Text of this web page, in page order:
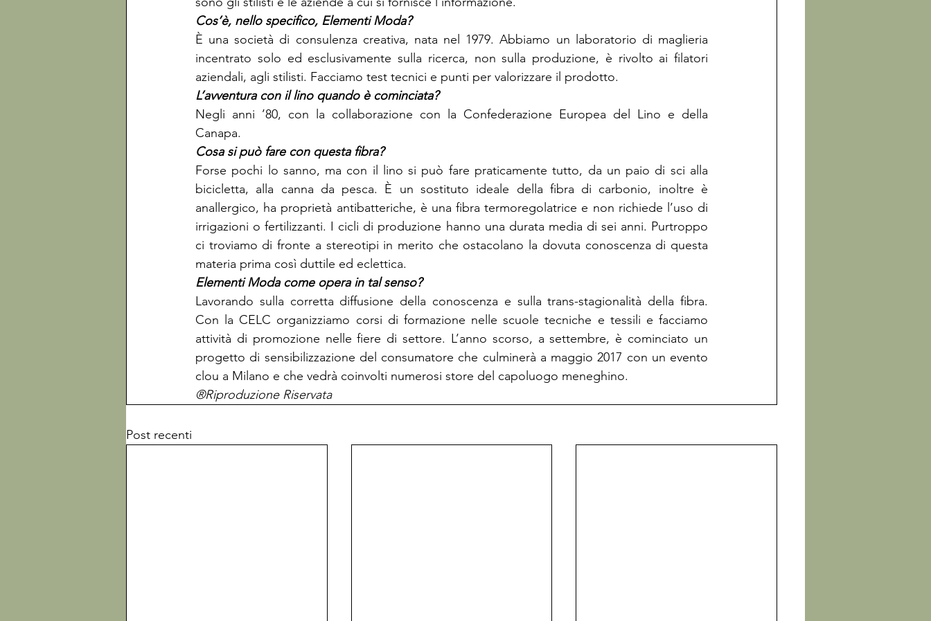
È una società di consulenza creativa, nata nel 1979. Abbiamo un laboratorio di maglieria
incentrato solo ed esclusivamente sulla ricerca, non sulla produzione, è rivolto ai filatori
aziendali, agli stilisti. Facciamo test tecnici e punti per valorizzare il prodotto.
Negli anni ’80, con la collaborazione con la Confederazione Europea del Lino e della
Canapa.
Forse pochi lo sanno, ma con il lino si può fare praticamente tutto, da un paio di sci alla
bicicletta, alla canna da pesca. È un sostituto ideale della fibra di carbonio, inoltre è
anallergico, ha proprietà antibatteriche, è una fibra termoregolatrice e non richiede l’uso di
irrigazioni o fertilizzanti. I cicli di produzione hanno una durata media di sei anni. Purtroppo
ci troviamo di fronte a stereotipi in merito che ostacolano la dovuta conoscenza di questa
materia prima così duttile ed eclettica.
Lavorando sulla corretta diffusione della conoscenza e sulla trans-stagionalità della fibra.
Con la CELC organizziamo corsi di formazione nelle scuole tecniche e tessili e facciamo
attività di promozione nelle fiere di settore. L’anno scorso, a settembre, è cominciato un
progetto di sensibilizzazione del consumatore che culminerà a maggio 2017 con un evento
clou a Milano e che vedrà coinvolti numerosi store del capoluogo meneghino.
®Riproduzione Riservata
Post recenti